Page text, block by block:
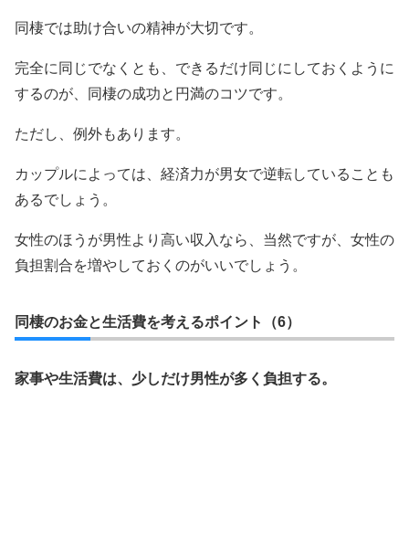
同棲では助け合いの精神が大切です。
完全に同じでなくとも、できるだけ同じにしておくように
するのが、同棲の成功と円満のコツです。
ただし、例外もあります。
カップルによっては、経済力が男女で逆転していることも
あるでしょう。
女性のほうが男性より高い収入なら、当然ですが、女性の
負担割合を増やしておくのがいいでしょう。
同棲のお金と生活費を考えるポイント（6）
家事や生活費は、少しだけ男性が多く負担する。